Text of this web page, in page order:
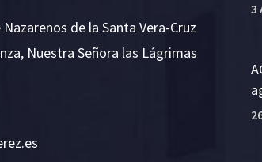
de la Santa Vera-Cruz
Nuestra Señora las Lágrimas
se.ze
3